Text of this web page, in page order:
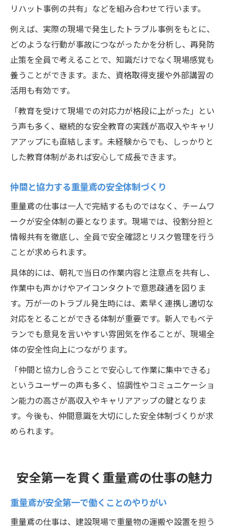
リハット事例の共有」などを組み合わせて行います。
例えば、実際の現場で発生したトラブル事例をもとに、
どのような行動が事故につながったかを分析し、再発防
止策を全員で考えることで、知識だけでなく現場感覚も
養うことができます。また、資格取得支援や外部講習の
活用も有効です。
「教育を受けて現場での対応力が格段に上がった」とい
う声も多く、継続的な安全教育の実践が高収入やキャリ
アアップにも直結します。未経験からでも、しっかりと
した教育体制があれば安心して成長できます。
仲間と協力する重量鳶の安全体制づくり
重量鳶の仕事は一人で完結するものではなく、チームワ
ークが安全体制の要となります。現場では、役割分担と
情報共有を徹底し、全員で安全確認とリスク管理を行う
ことが求められます。
具体的には、朝礼で当日の作業内容と注意点を共有し、
作業中も声かけやアイコンタクトで意思疎通を図りま
す。万が一のトラブル発生時には、素早く連携し適切な
対応をとることができる体制が重要です。新人でもベテ
ランでも意見を言いやすい雰囲気を作ることが、現場全
体の安全性向上につながります。
「仲間と協力し合うことで安心して作業に集中できる」
というユーザーの声も多く、協調性やコミュニケーショ
ン能力の高さが高収入やキャリアアップの鍵となりま
す。今後も、仲間意識を大切にした安全体制づくりが求
められます。
安全第一を貫く重量鳶の仕事の魅力
重量鳶が安全第一で働くことのやりがい
重量鳶の仕事は、建設現場で重量物の運搬や設置を担う